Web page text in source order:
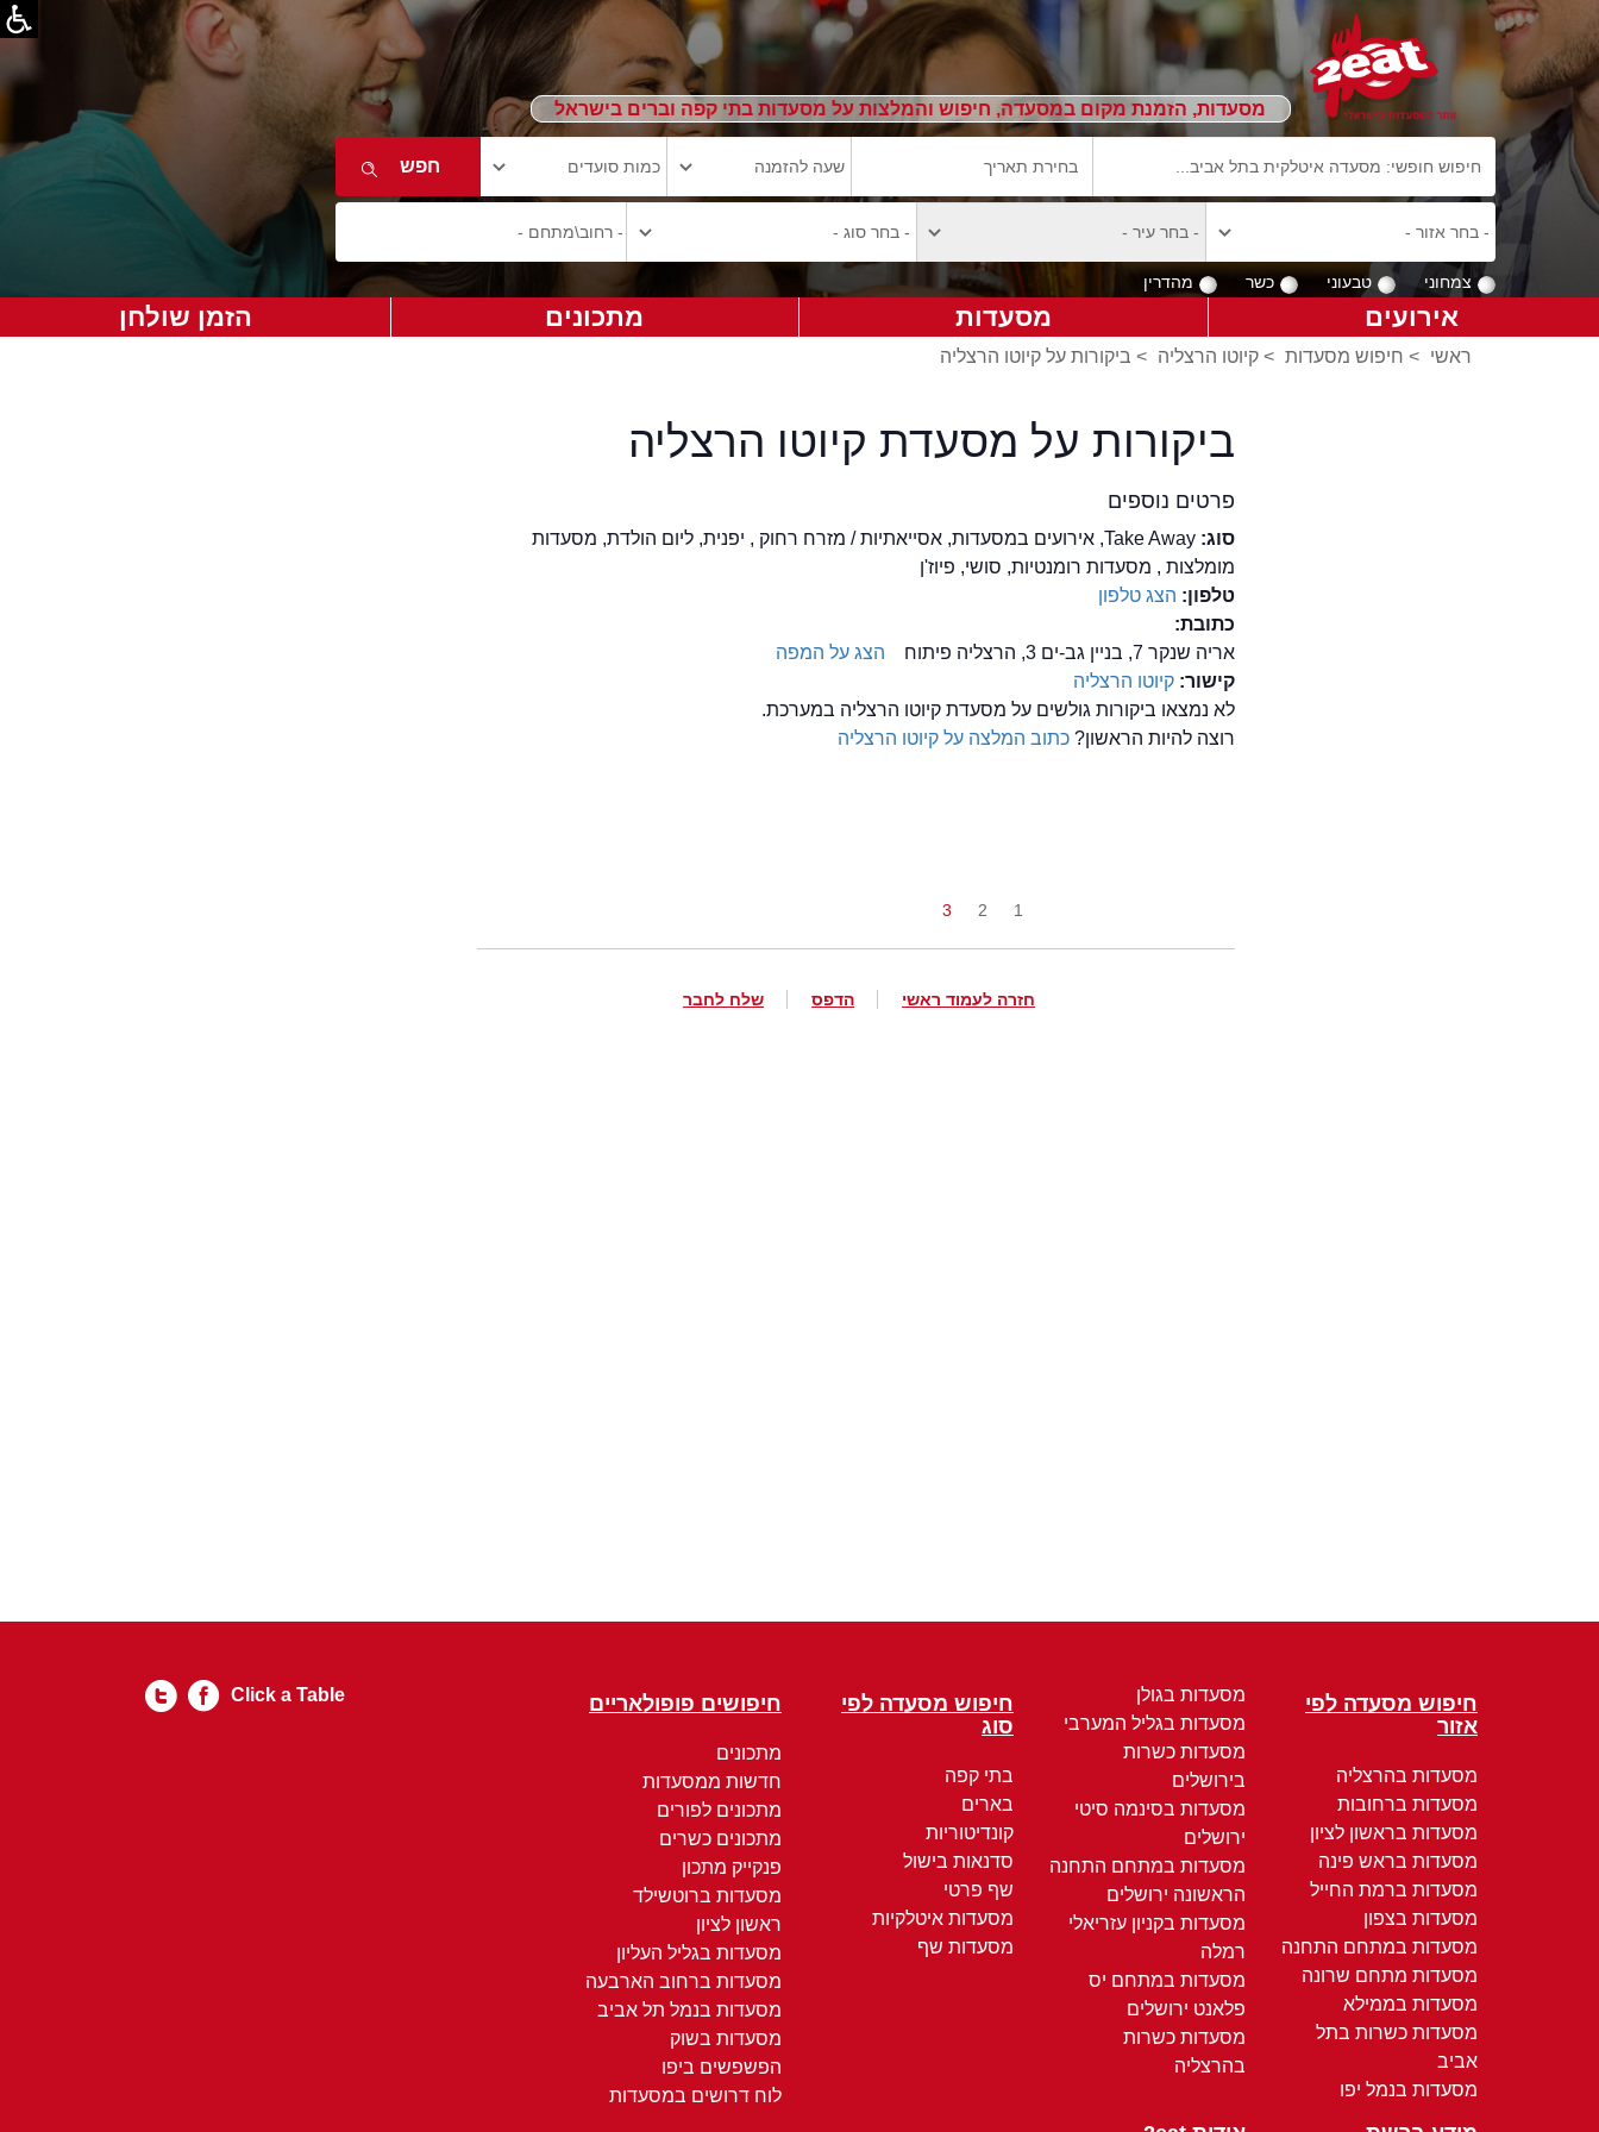
מסעדות, הזמנת מקום במסעדה, חיפוש והמלצות על מסעדות בתי קפה וברים בישראל
צמחוני טבעוני כשר מהדרין
אירועים מסעדות מתכונים הזמן שולחן
ראשי > חיפוש מסעדות > קיוטו הרצליה > ביקורות על קיוטו הרצליה
ביקורות על מסעדת קיוטו הרצליה
פרטים נוספים
סוג:
Take Away, אירועים במסעדות, אסייאתיות / מזרח רחוק , יפנית, ליום הולדת, מסעדות
מומלצות , מסעדות רומנטיות, סושי, פיוז'ן
טלפון: הצג טלפון
כתובת:
אריה שנקר 7, בניין גב-ים 3, הרצליה פיתוח
הצג על המפה
קישור:קיוטו הרצליה
לא נמצאו ביקורות גולשים על מסעדת קיוטו הרצליה במערכת.
רוצה להיות הראשון?כתוב המלצה על קיוטו הרצליה
1
2
3
חזרה לעמוד ראשי הדפס שלח לחבר
חיפוש מסעדה לפי
אזור
מסעדות בהרצליה
מסעדות ברחובות
מסעדות בראשון לציון
מסעדות בראש פינה
מסעדות ברמת החייל
מסעדות בצפון
מסעדות במתחם התחנה
מסעדות מתחם שרונה
מסעדות בממילא
מסעדות כשרות בתל
אביב
מסעדות בנמל יפו
מסעדות בגולן
מסעדות בגליל המערבי
מסעדות כשרות
בירושלים
מסעדות בסינמה סיטי
ירושלים
מסעדות במתחם התחנה
הראשונה ירושלים
מסעדות בקניון עזריאלי
רמלה
מסעדות במתחם יס
פלאנט ירושלים
מסעדות כשרות
בהרצליה
חיפוש מסעדה לפי
סוג
בתי קפה
בארים
קונדיטוריות
סדנאות בישול
שף פרטי
מסעדות איטלקיות
מסעדות שף
חיפושים פופולאריים
מתכונים
חדשות ממסעדות
מתכונים לפורים
מתכונים כשרים
פנקייק מתכון
מסעדות ברוטשילד
ראשון לציון
מסעדות בגליל העליון
מסעדות ברחוב הארבעה
מסעדות בנמל תל אביב
מסעדות בשוק
הפשפשים ביפו
לוח דרושים במסעדות
Click a Table